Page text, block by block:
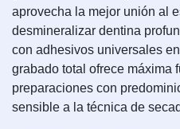
aprovecha la mejor unión al
desmineralizar dentina
con adhesivos universales
grabado total ofrece máxima
preparaciones con
sensible a la técnica de